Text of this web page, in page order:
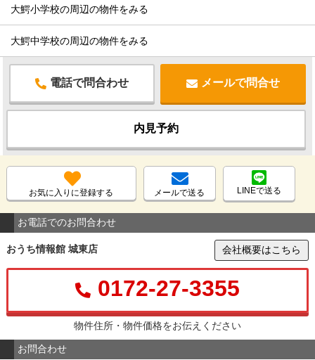
大鰐小学校の周辺の物件をみる
大鰐中学校の周辺の物件をみる
電話で問合わせ メールで問合せ
内見予約
お気に入りに登録する メールで送る LINEで送る
お電話でのお問合わせ
おうち情報館 城東店 会社概要はこちら
0172-27-3355
物件住所・物件価格をお伝えください
お問合わせ